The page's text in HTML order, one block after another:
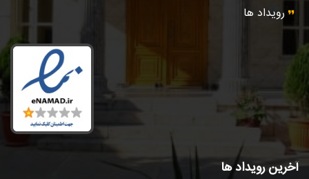
رویداد ها
آخرین رویداد ها